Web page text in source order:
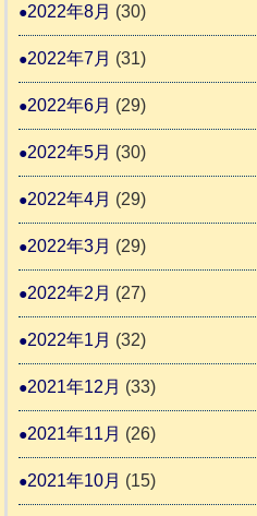
2022年8月 (30)
2022年7月 (31)
2022年6月 (29)
2022年5月 (30)
2022年4月 (29)
2022年3月 (29)
2022年2月 (27)
2022年1月 (32)
2021年12月 (33)
2021年11月 (26)
2021年10月 (15)